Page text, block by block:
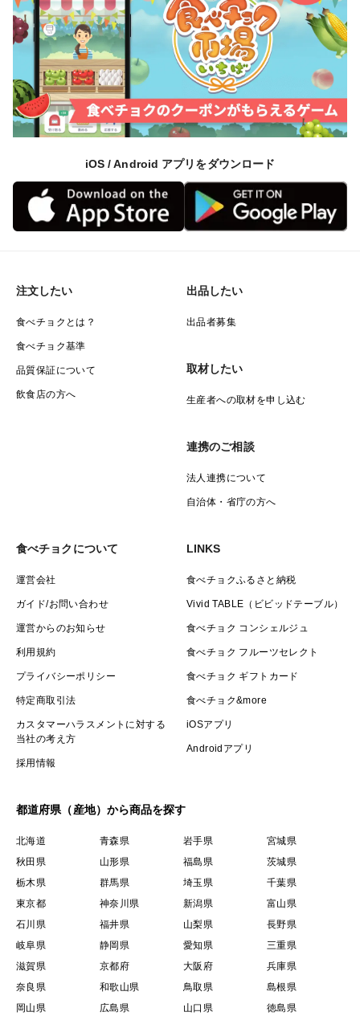
iOS / Android アプリをダウンロード
注文したい
食べチョクとは？
食べチョク基準
品質保証について
飲食店の方へ
出品したい
出品者募集
取材したい
生産者への取材を申し込む
連携のご相談
法人連携について
自治体・省庁の方へ
食べチョクについて
運営会社
ガイド/お問い合わせ
運営からのお知らせ
利用規約
プライバシーポリシー
特定商取引法
カスタマーハラスメントに対する
当社の考え方
採用情報
LINKS
食べチョクふるさと納税
Vivid TABLE（ビビッドテーブル）
食べチョク コンシェルジュ
食べチョク フルーツセレクト
食べチョク ギフトカード
食べチョク&more
iOSアプリ
Androidアプリ
都道府県（産地）から商品を探す
北海道 青森県 岩手県
宮城県
秋田県
山形県 福島県
茨城県
栃木県
群馬県 埼玉県
千葉県
東京都
神奈川県 新潟県
富山県
石川県
福井県 山梨県
長野県
岐阜県
静岡県 愛知県
三重県
滋賀県
京都府 大阪府
兵庫県
奈良県
和歌山県 鳥取県
島根県
岡山県
広島県 山口県 徳島県